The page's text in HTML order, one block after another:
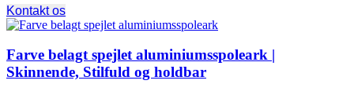
Kontakt os
Farve belagt spejlet aluminiumsspoleark |
Skinnende, Stilfuld og holdbar